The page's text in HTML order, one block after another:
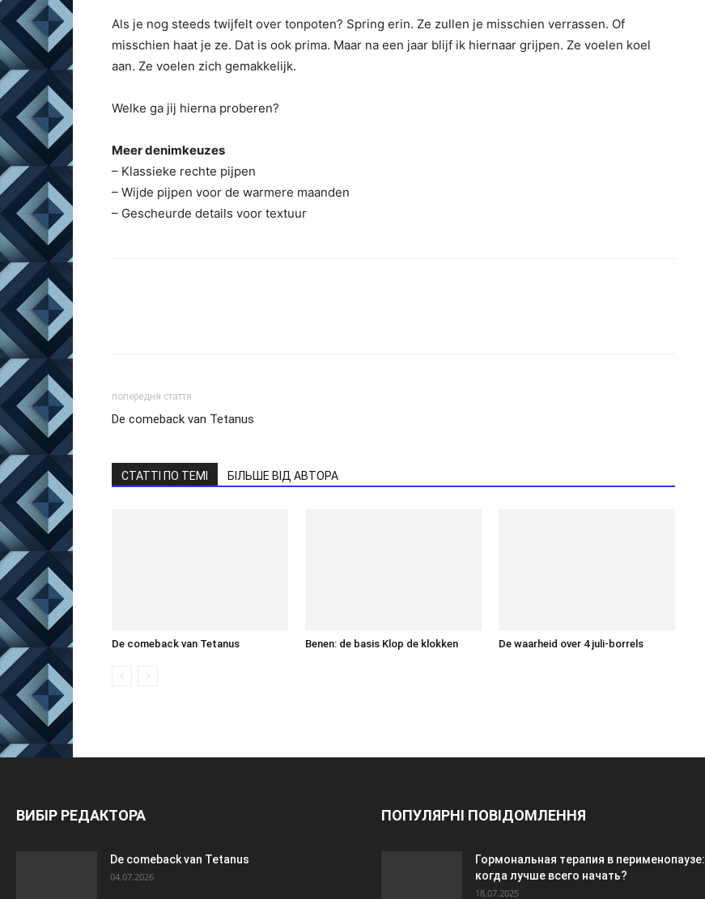
Als je nog steeds twijfelt over tonpoten? Spring erin. Ze zullen je misschien verrassen. Of
misschien haat je ze. Dat is ook prima. Maar na een jaar blijf ik hiernaar grijpen. Ze voelen koel
aan. Ze voelen zich gemakkelijk.
Welke ga jij hierna proberen?
Meer denimkeuzes
– Klassieke rechte pijpen
– Wijde pijpen voor de warmere maanden
– Gescheurde details voor textuur
попередня стаття
De comeback van Tetanus
СТАТТІ ПО ТЕМІ БІЛЬШЕ ВІД АВТОРА
De comeback van Tetanus Benen: de basis Klop de klokken De waarheid over 4 juli-borrels
ВИБІР РЕДАКТОРА
De comeback van Tetanus
04.07.2026
ПОПУЛЯРНІ ПОВІДОМЛЕННЯ
Гормональная терапия в перименопаузе:
когда лучше всего начать?
18.07.2025